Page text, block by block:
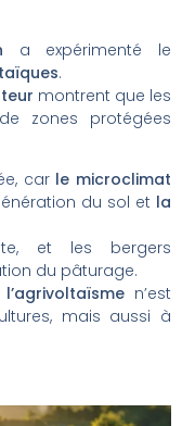
a expérimenté le
.
montrent que les
zones protégées
car le microclimat
du sol et la
et les bergers
du pâturage.
l’agrivoltaïsmen’est
mais aussi à